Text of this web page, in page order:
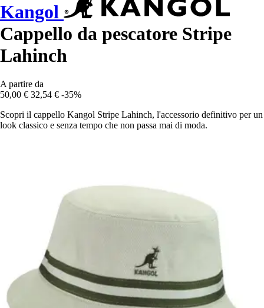
Kangol
Cappello da pescatore Stripe
Lahinch
A partire da
50,00 € 32,54 € -35%
Scopri il cappello Kangol Stripe Lahinch, l'accessorio definitivo per un
look classico e senza tempo che non passa mai di moda.